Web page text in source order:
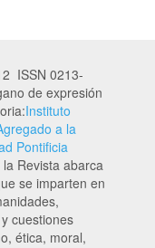
ISSN 0213-
de expresión
Instituto
a la
Pontificia
Revista abarca
se imparten en
cuestiones
ética, moral,